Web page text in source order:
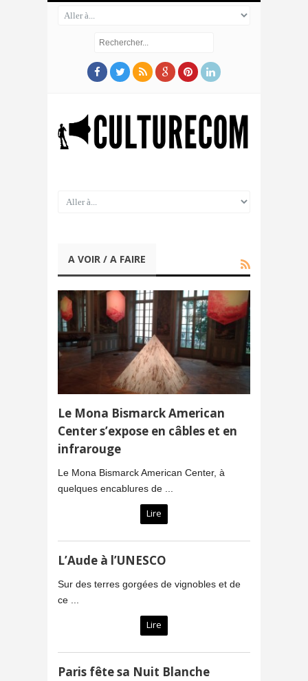
A VOIR / A FAIRE
Le Mona Bismarck American
Center s’expose en câbles et en
infrarouge
Le Mona Bismarck American Center, à
quelques encablures de ...
Lire
L’Aude à l’UNESCO
Sur des terres gorgées de vignobles et de
ce ...
Lire
Paris fête sa Nuit Blanche